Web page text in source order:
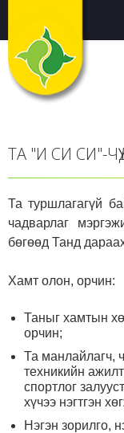
ТА "И СИ СИ"-
Та туршлагагүй
чадварлаг
бөгөөд Танд
Хамт олон, орчин:
Таныг хамтын
орчин;
Та манлайлагч,
техникийн
спортлог
хүчээ нэгтгэн
Нэгэн зорилго,